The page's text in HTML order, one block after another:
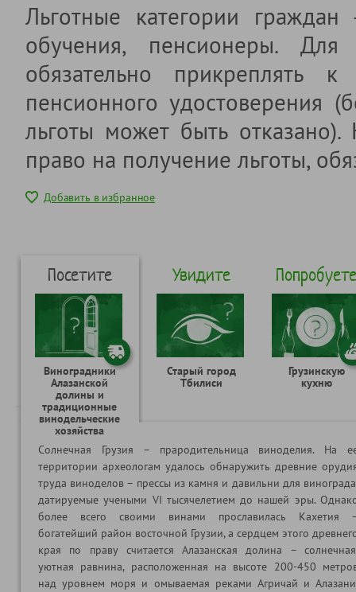
Льготные категории
обучения, пенсионеры. Для
обязательно прикреплять
пенсионного удостоверения
льготы может быть
право на получение льготы,
Добавить в избранное
Посетите
Виноградники
Алазанской
долины и
традиционные
винодельческие
хозяйства
Увидите
Старый город
Тбилиси
Попробуете
Грузинскую
кухню
Солнечная Грузия – прародительница виноделия. На
территории археологам удалось обнаружить древние
труда виноделов – прессы из камня и давильни для
датируемые учеными VI тысячелетием до нашей эры.
более всего своими винами прославилась Кахетия
богатейший район восточной Грузии, а сердцем этого
края по праву считается Алазанская долина –
уютная равнина, расположенная на высоте 200-450
над уровнем моря и омываемая реками Агричай и